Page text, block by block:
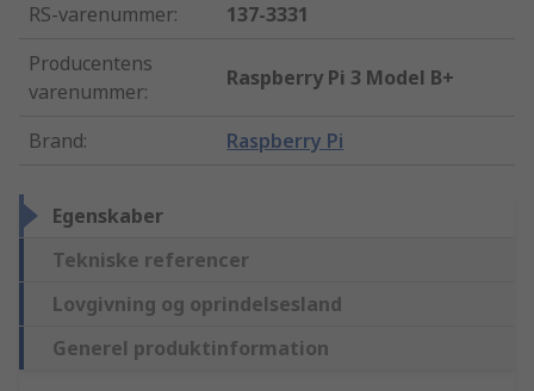
RS-varenummer:
137-3331
Producentens
varenummer:
Raspberry Pi 3 Model B+
Brand: Raspberry Pi
Egenskaber
Tekniske referencer
Lovgivning og oprindelsesland
Generel produktinformation